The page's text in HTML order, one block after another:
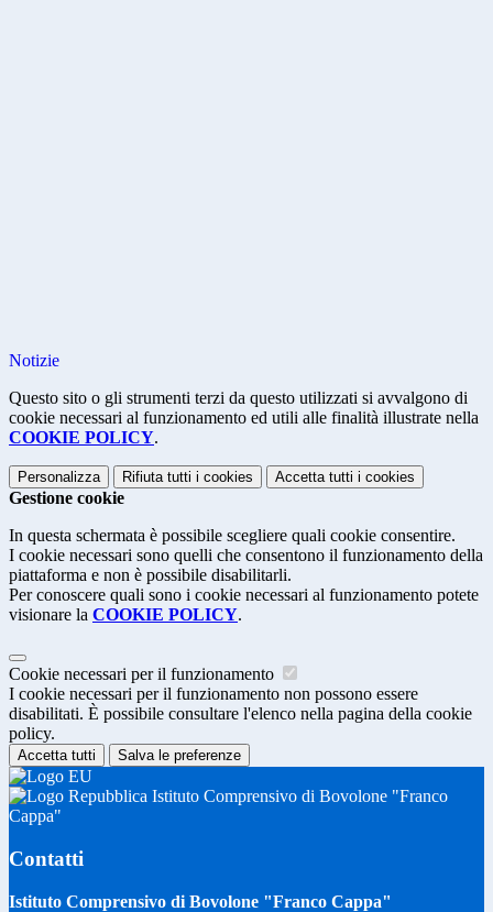
Notizie
Questo sito o gli strumenti terzi da questo utilizzati si avvalgono di
cookie necessari al funzionamento ed utili alle finalità illustrate nella
COOKIE POLICY.
Personalizza Rifiuta tutti i cookies Accetta tutti i cookies
Gestione cookie
In questa schermata è possibile scegliere quali cookie consentire.
I cookie necessari sono quelli che consentono il funzionamento della
piattaforma e non è possibile disabilitarli.
Per conoscere quali sono i cookie necessari al funzionamento potete
visionare la COOKIE POLICY.
Cookie necessari per il funzionamento
I cookie necessari per il funzionamento non possono essere
disabilitati. È possibile consultare l'elenco nella pagina della cookie
policy.
Accetta tutti Salva le preferenze
Istituto Comprensivo di Bovolone "Franco
Cappa"
Contatti
Istituto Comprensivo di Bovolone "Franco Cappa"